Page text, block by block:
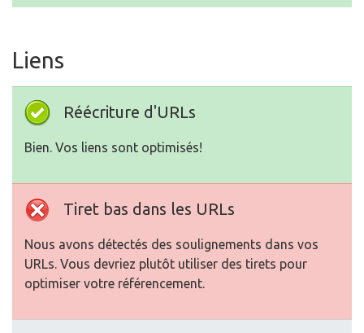
Liens
Réécriture d'URLs
Bien. Vos liens sont optimisés!
Tiret bas dans les URLs
Nous avons détectés des soulignements dans vos
URLs. Vous devriez plutôt utiliser des tirets pour
optimiser votre référencement.